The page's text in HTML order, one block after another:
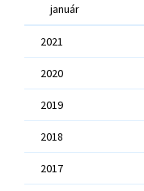
január
2021
2020
2019
2018
2017